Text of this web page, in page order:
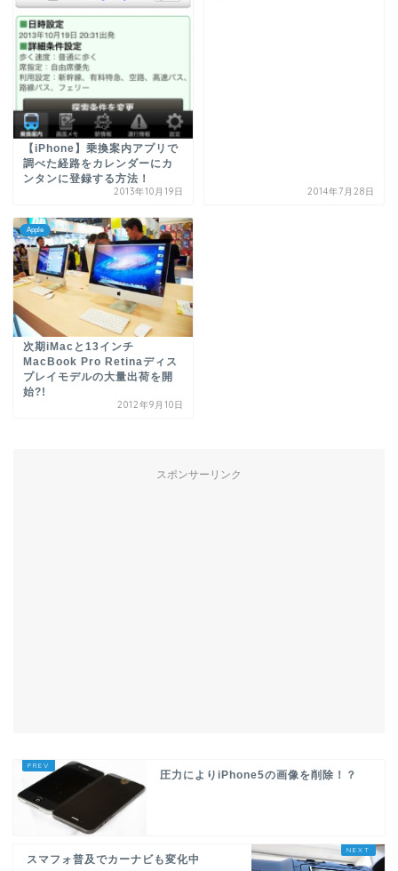
【iPhone】乗換案内アプリで
調べた経路をカレンダーにカ
ンタンに登録する方法！
2013年10月19日 2014年7月28日
Apple
次期iMacと13インチ
MacBook Pro Retinaディス
プレイモデルの大量出荷を開
始?!
2012年9月10日
スポンサーリンク
圧力によりiPhone5の画像を削除！？
スマフォ普及でカーナビも変化中